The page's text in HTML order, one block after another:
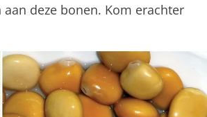
deze bonen. Kom erachter